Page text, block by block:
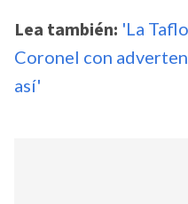
Lea también: 'La
Coronel con
así'